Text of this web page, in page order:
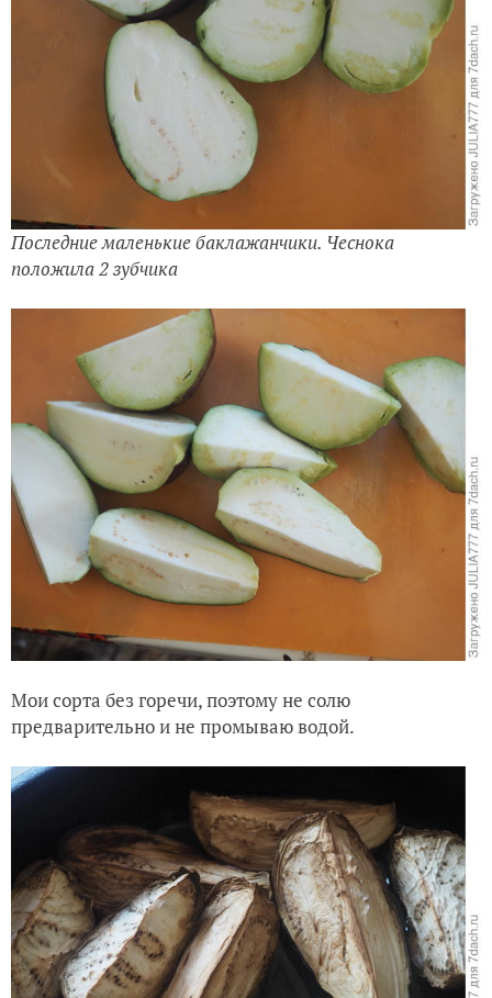
Последние маленькие баклажанчики. Чеснока
положила 2 зубчика
Мои сорта без горечи, поэтому не солю
предварительно и не промываю водой.